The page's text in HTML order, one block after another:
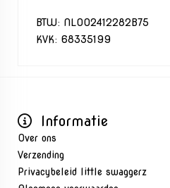
BTW: NL002412282B75
KVK: 68335199
Informatie
Over ons
Verzending
Privacybeleid little swaggerz